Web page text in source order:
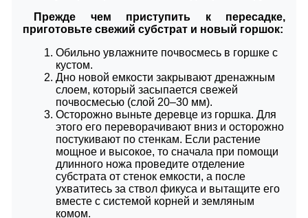
Прежде чем приступить к пересадке,
приготовьте свежий субстрат и новый горшок:
Обильно увлажните почвосмесь в горшке с
кустом.
Дно новой емкости закрывают дренажным
слоем, который засыпается свежей
почвосмесью (слой 20–30 мм).
Осторожно выньте деревце из горшка. Для
этого его переворачивают вниз и осторожно
постукивают по стенкам. Если растение
мощное и высокое, то сначала при помощи
длинного ножа проведите отделение
субстрата от стенок емкости, а после
ухватитесь за ствол фикуса и вытащите его
вместе с системой корней и земляным
комом.